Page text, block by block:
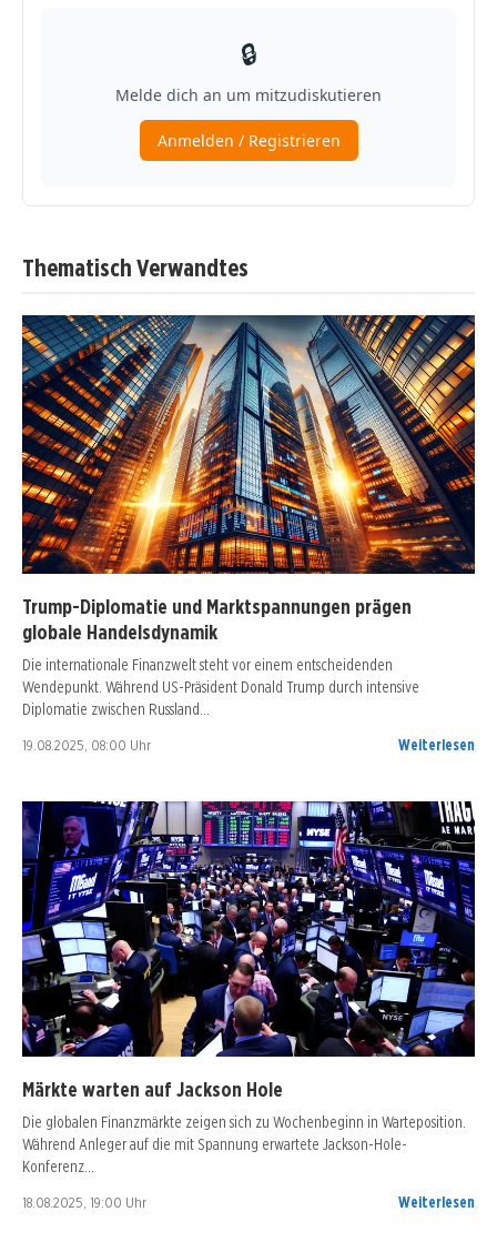
Thematisch Verwandtes
Trump-Diplomatie und Marktspannungen prägen
globale Handelsdynamik
Die internationale Finanzwelt steht vor einem entscheidenden
Wendepunkt. Während US-Präsident Donald Trump durch intensive
Diplomatie zwischen Russland…
19.08.2025, 08:00 Uhr Weiterlesen
Märkte warten auf Jackson Hole
Die globalen Finanzmärkte zeigen sich zu Wochenbeginn in Warteposition.
Während Anleger auf die mit Spannung erwartete Jackson-Hole-
Konferenz…
18.08.2025, 19:00 Uhr Weiterlesen